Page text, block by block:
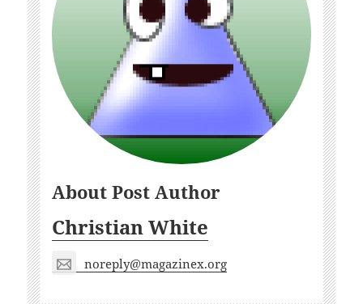
About Post Author
Christian White
noreply@magazinex.org